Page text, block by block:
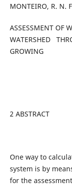
MONTEIRO, R. N.
ASSESSMENT OF
WATERSHED
GROWING
2 ABSTRACT
One way to
system is by
for the